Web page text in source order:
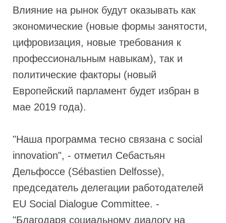
Влияние на рынок будут оказывать как
экономические (новые формы занятости,
цифровизация, новые требования к
профессиональным навыкам), так и
политические факторы (новый
Европейский парламент будет избран в
мае 2019 года).
"Наша программа тесно связана с social
innovation", - отметил Себастьян
Дельфоссе (Sébastien Delfosse),
председатель делегации работодателей
EU Social Dialogue Committee. -
"Благодаря социальному диалогу на